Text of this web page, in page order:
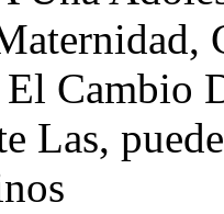
El Cambio
Las,